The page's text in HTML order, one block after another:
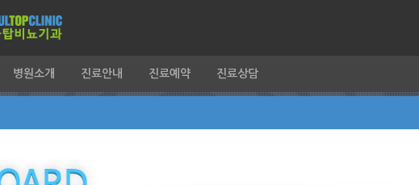
병원소개 진료안내 진료예약 진료상담